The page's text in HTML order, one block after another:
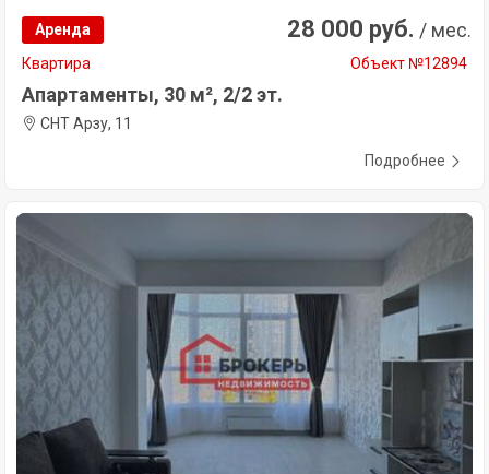
Аренда 28 000 руб. / мес.
Квартира Объект №12894
Апартаменты, 30 м², 2/2 эт.
СНТ Арзу, 11
Подробнее